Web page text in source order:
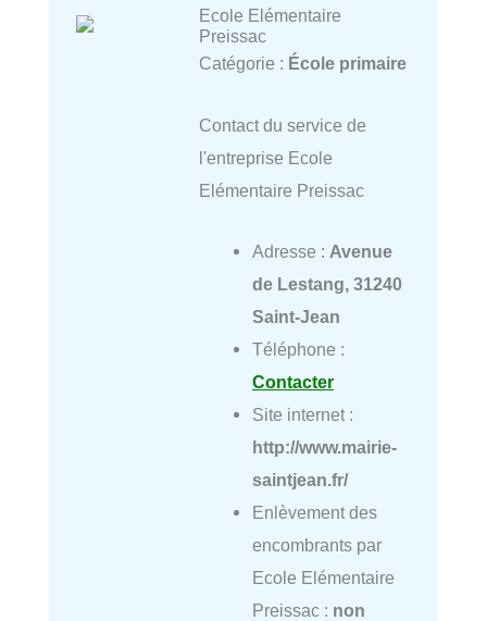
Ecole Elémentaire
Preissac
Catégorie : École primaire
Contact du service de
l'entreprise Ecole
Elémentaire Preissac
Adresse : Avenue
de Lestang, 31240
Saint-Jean
Téléphone :
Contacter
Site internet :
http://www.mairie-
saintjean.fr/
Enlèvement des
encombrants par
Ecole Elémentaire
Preissac : non